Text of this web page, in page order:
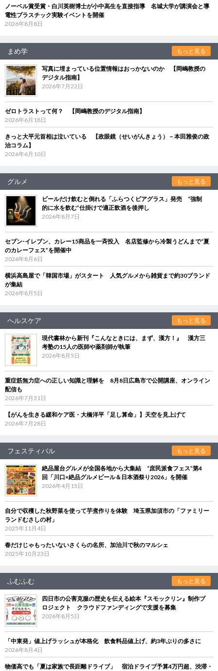
ノーベル賞受賞・白川英樹博士が小中高生を直接指導 名城大学が講演会と導
電性プラスチック実験イベントを開催
2026年8月8日
まめ学 もっと見る
写真に埋まっている位置情報はおっかないのか 【岡嶋教授の
デジタル指南】
2026年7月22日
ゼロトラストって何？ 【岡嶋教授のデジタル指南】
2026年6月18日
きっと大平元首相は泣いている 【政眼鏡（せいがんきょう）－本田雅俊の政
治コラム】
2026年6月10日
グルメ もっと見る
ビールだけ飲むと倒れる「ふらつくビアグラス」発売 “強制
的に水を飲む”仕掛けで適正飲酒を後押し
2026年8月7日
セブン‐イレブン、カレー15商品を一斉投入 名店監修から冷製うどんまで“夏
のカレーフェス”を開催中
2026年8月6日
横浜高島屋で「韓国市場」がスタート 人気グルメから雑貨まで約30ブランド
が集結
2026年8月5日
ヘルスケア もっと見る
現代書林から新刊『こんなときには、まず、漢方！』 漢方三
考塾の15人の医師や薬剤師が執筆
2026年8月5日
重症筋無力症への正しい知識と理解を 8月8日広島市で公開講座、オンライン
配信も
2026年7月31日
【がんを生きる緩和ケア医・大橋洋平「足し算命」】天空を見上げて
2026年7月28日
フェスティバル もっと見る
絶品屋台グルメが全国各地から大集結 “庶民派食フェス”第4
回「川口×絶品グルメビール＆日本酒祭り2026」を開催
2026年4月15日
自分で収穫した秋野菜を使って芋煮作りを体験 埼玉県加須市の「ファミリー
ランドむさしの村」
2025年11月4日
春だけじゃもったいないさくらの名所、加治川で秋のマルシェ
2025年10月23日
ふむふむ もっと見る
四日市の公害克服の歴史を伝える絵本『スモックリン』制作プ
ロジェクト クラウドファンディングで支援を募集
2026年8月5日
「中東発」値上げラッシュが本格化 飲食料品値上げ、約3年ぶりの多さに
2026年8月4日
物価高でも「夏は家族で長距離ドライブ」 宿泊ドライブ予算4万円超、渋滞・